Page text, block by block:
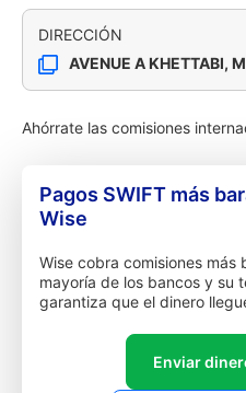
DIRECCIÓN
AVENUE A KHETTABI,
Ahórrate las comisiones
Pagos SWIFT más
Wise
Wise cobra comisiones más
mayoría de los bancos y su
garantiza que el dinero
Enviar